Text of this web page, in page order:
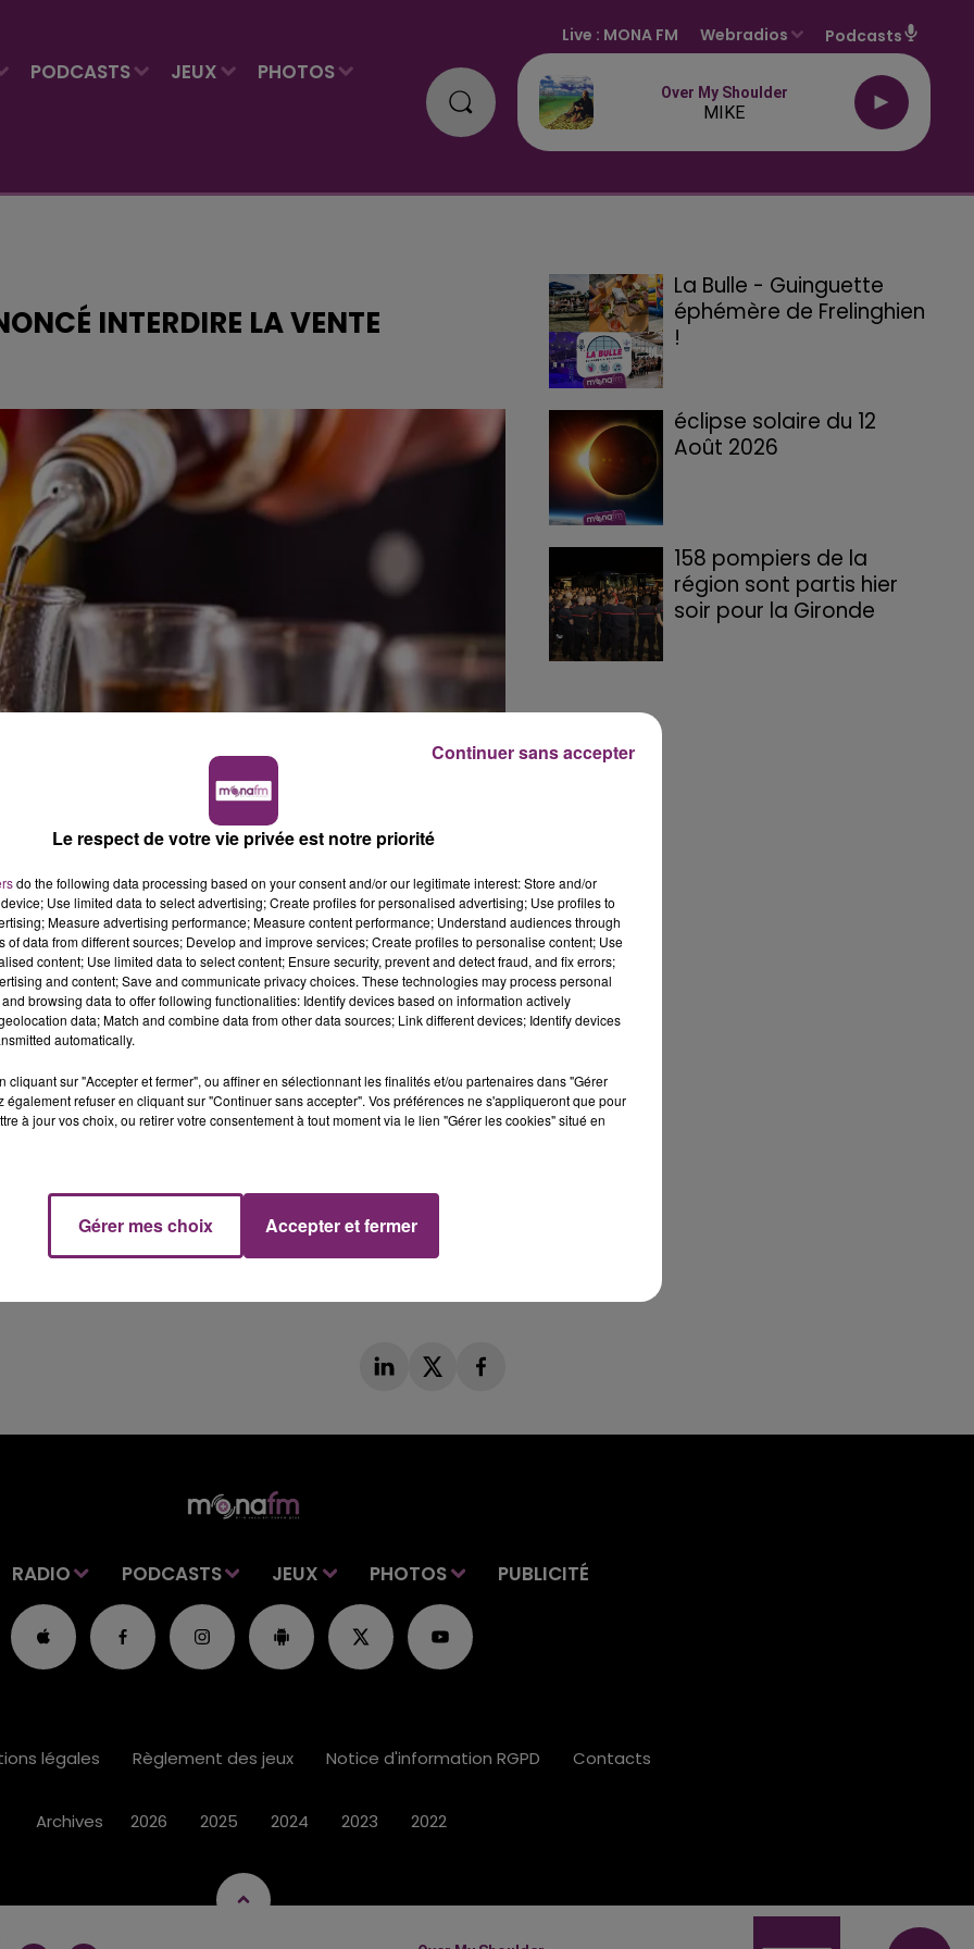
PODCASTS JEUX PHOTOS
Live : MONA FM Webradios Podcasts
Over My Shoulder
MIKE
INTERDIRE LA VENTE
de l’Aisne rétropédale !
sur certaines conséquences négatives de ce genre
Une décision qu’il avait motivée par le fait de
La Bulle - Guinguette
éphémère de Frelinghien
!
éclipse solaire du 12
Août 2026
158 pompiers de la
région sont partis hier
soir pour la Gironde
RADIO PODCASTS JEUX PHOTOS PUBLICITÉ
légales Règlement des jeux Notice d'information RGPD Contacts
Archives 2026 2025 2024 2023 2022
Le respect de votre vie privée est notre priorité
do the following data processing based on your consent and/or our legitimate interest: Store and/or
Use limited data to select advertising; Create profiles for personalised advertising; Use profiles to
Measure advertising performance; Measure content performance; Understand audiences through
of data from different sources; Develop and improve services; Create profiles to personalise content; Use
content; Use limited data to select content; Ensure security, prevent and detect fraud, and fix errors;
and content; Save and communicate privacy choices. These technologies may process personal
browsing data to offer following functionalities: Identify devices based on information actively
data; Match and combine data from other data sources; Link different devices; Identify devices
automatically.
cliquant sur "Accepter et fermer", ou affiner en sélectionnant les finalités et/ou partenaires dans "Gérer
également refuser en cliquant sur "Continuer sans accepter". Vos préférences ne s'appliqueront que pour
à jour vos choix, ou retirer votre consentement à tout moment via le lien "Gérer les cookies" situé en
Gérer mes choix Accepter et fermer
Continuer sans accepter